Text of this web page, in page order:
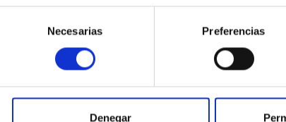
consentimiento
Necesarias Preferencias
Denegar